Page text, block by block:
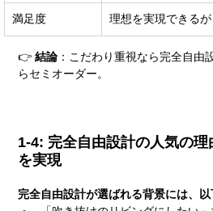
満足度 理想を実現できる
👉 結論 ：こだわり重視なら完全自由
らセミオーダー。
1-4: 完全自由設計の人気の理
を実現
完全自由設計が選ばれる背景には、以